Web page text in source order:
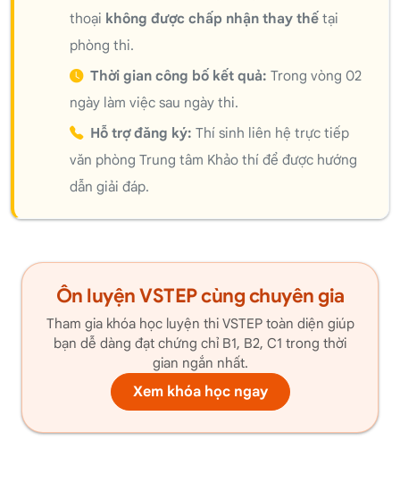
thoại không được chấp nhận thay thế tại
phòng thi.
Thời gian công bố kết quả: Trong vòng 02
ngày làm việc sau ngày thi.
Hỗ trợ đăng ký: Thí sinh liên hệ trực tiếp
văn phòng Trung tâm Khảo thí để được hướng
dẫn giải đáp.
Ôn luyện VSTEP cùng chuyên gia
Tham gia khóa học luyện thi VSTEP toàn diện giúp
bạn dễ dàng đạt chứng chỉ B1, B2, C1 trong thời
gian ngắn nhất.
Xem khóa học ngay